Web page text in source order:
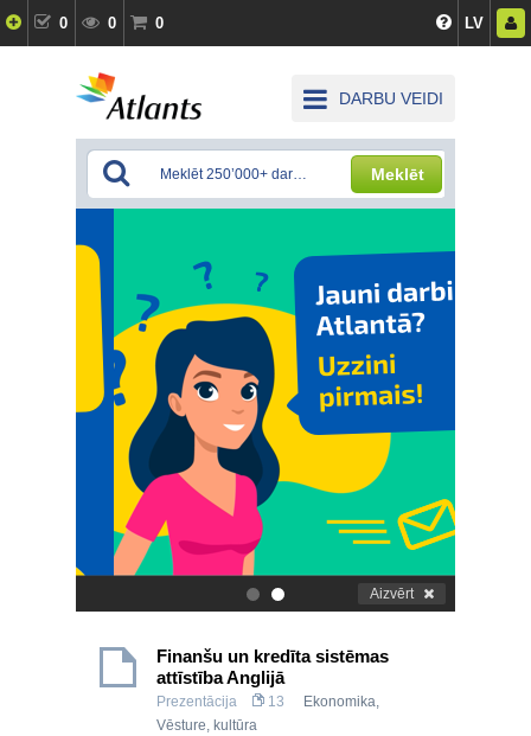
0 0 0 LV
DARBU VEIDI
Meklēt
. Aizvērt
Finanšu un kredīta sistēmas
attīstība Anglijā
Prezentācija 13 Ekonomika,
Vēsture, kultūra